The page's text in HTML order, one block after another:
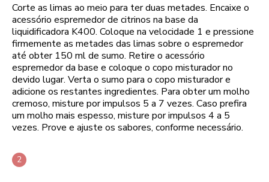
Corte as limas ao meio para ter duas metades. Encaixe o
acessório espremedor de citrinos na base da
liquidificadora K400. Coloque na velocidade 1 e pressione
firmemente as metades das limas sobre o espremedor
até obter 150 ml de sumo. Retire o acessório
espremedor da base e coloque o copo misturador no
devido lugar. Verta o sumo para o copo misturador e
adicione os restantes ingredientes. Para obter um molho
cremoso, misture por impulsos 5 a 7 vezes. Caso prefira
um molho mais espesso, misture por impulsos 4 a 5
vezes. Prove e ajuste os sabores, conforme necessário.